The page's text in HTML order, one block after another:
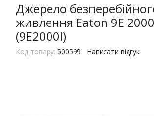
Джерело
живлення Eaton 9E
(9E2000I)
Код товару: 500599 Написати відгук